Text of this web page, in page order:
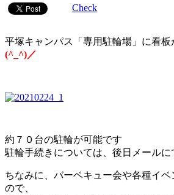
Check
平塚キャンパス「専用駐輪場」に看板
(^_^)／
約７０台の駐輪が可能です
駐輪手続きについては、後日メールに
ちなみに、バーベキュー会や各種イ
ので、